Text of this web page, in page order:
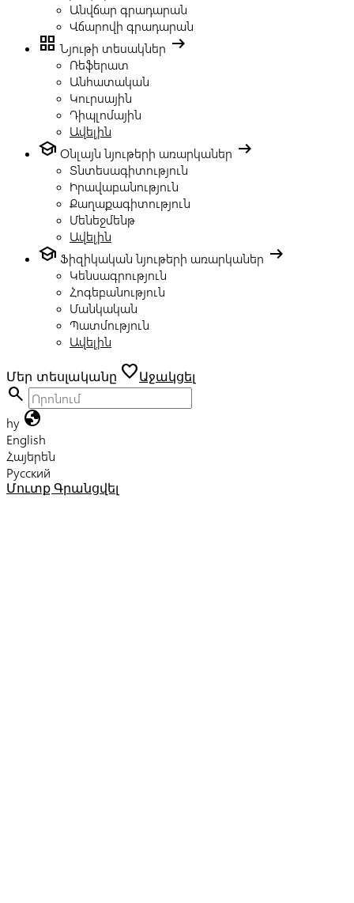
Անվճար գրադարան
Վճարովի գրադարան
grid_view Նյութի տեսակներ arrow_right_alt
Ռեֆերատ
Անհատական
Կուրսային
Դիպլոմային
Ավելին
school Օնլայն նյութերի առարկաներ arrow_right_alt
Տնտեսագիտություն
Իրավաբանություն
Քաղաքագիտություն
Մենեջմենթ
Ավելին
school Ֆիզիկական նյութերի առարկաներ arrow_right_alt
Կենսագրություն
Հոգեբանություն
Մանկական
Պատմություն
Ավելին
Մեր տեսլականը favoriteԱջակցել
search
hy globe
English
Հայերեն
Русский
Մուտք Գրանցվել